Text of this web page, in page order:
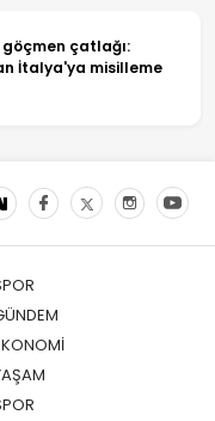
çatlağı:
İtalya'ya misilleme